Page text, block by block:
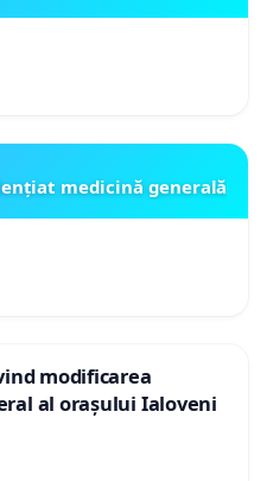
medicină generală
modificarea
al orașului Ialoveni